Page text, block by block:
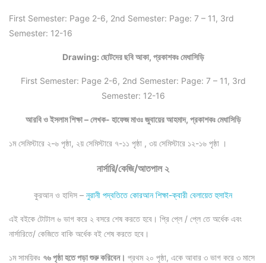
First Semester: Page 2-6, 2nd Semester: Page: 7 – 11, 3rd
Semester: 12-16
Drawing: ছোটদের ছবি আকা, প্রকাশকঃ মেধাসিড়ি
First Semester: Page 2-6, 2nd Semester: Page: 7 – 11, 3rd
Semester: 12-16
আরবি ও ইসলাম শিক্ষা – লেখক- হাফেজ মাওঃ জুবায়ের আহমাদ, প্রকাশকঃ মেধাসিড়ি
১ম সেমিস্টারে ২-৬ পৃষ্ঠা, ২য় সেমিস্টারে ৭-১১ পৃষ্ঠা , ৩য় সেমিস্টারে ১২-১৬ পৃষ্ঠা ।
নার্সারি/কেজি/আতপাল ২
কুরআন ও হাদিস – নুরানী পদ্বতিতে কোরআন শিক্ষা-ক্বারী বেলায়েত হুসাইন
এই বইকে টোটাল ৬ ভাগ করে ২ বসরে শেষ করতে হবে। প্রি প্লে / প্লে তে অর্ধেক এবং
নার্সারিতে/ কেজিতে বাকি অর্ধেক বই শেষ করতে হবে।
১ম সাময়িকঃ ৭৬ পৃষ্ঠা হতে পড়া শুরু করিবেন। প্রথম ২০ পৃষ্ঠা, একে আবার ৩ ভাগ করে ৩ মাসে